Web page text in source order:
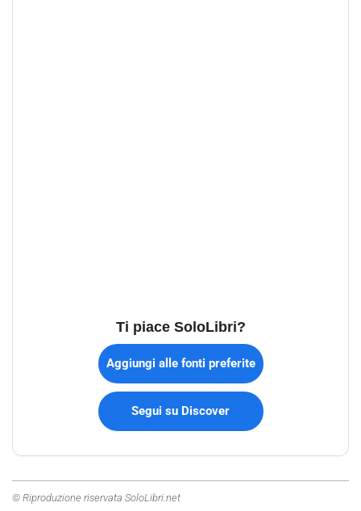
Ti piace SoloLibri?
Aggiungi alle fonti preferite
Segui su Discover
© Riproduzione riservata SoloLibri.net